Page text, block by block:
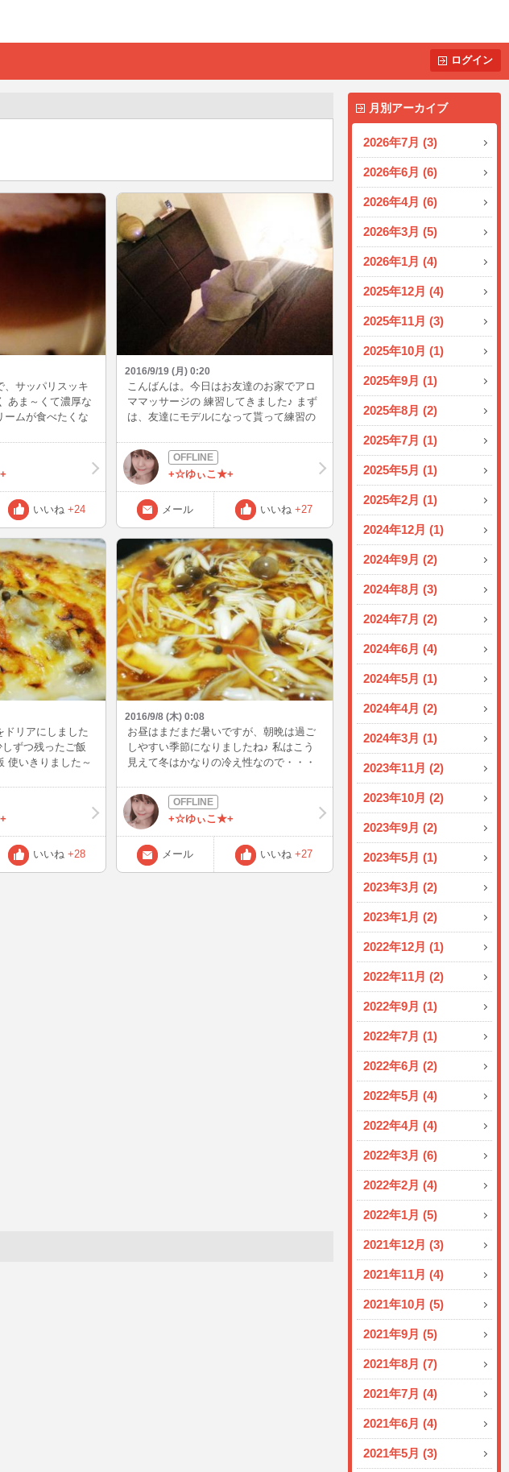
ログイン
月別アーカイブ
2026年7月 (3)
2026年6月 (6)
2026年4月 (6)
2026年3月 (5)
2026年1月 (4)
2025年12月 (4)
2025年11月 (3)
2025年10月 (1)
2025年9月 (1)
2025年8月 (2)
2025年7月 (1)
2025年5月 (1)
2025年2月 (1)
2024年12月 (1)
2024年9月 (2)
2024年8月 (3)
2024年7月 (2)
2024年6月 (4)
2024年5月 (1)
2024年4月 (2)
2024年3月 (1)
2023年11月 (2)
2023年10月 (2)
2023年9月 (2)
2023年5月 (1)
2023年3月 (2)
2023年1月 (2)
2022年12月 (1)
2022年11月 (2)
2022年9月 (1)
2022年7月 (1)
2022年6月 (2)
2022年5月 (4)
2022年4月 (4)
2022年3月 (6)
2022年2月 (4)
2022年1月 (5)
2021年12月 (3)
2021年11月 (4)
2021年10月 (5)
2021年9月 (5)
2021年8月 (7)
2021年7月 (4)
2021年6月 (4)
2021年5月 (3)
、サッパリスッキ
あま～くて濃厚な
ームが食べたくな
を食べて元気 にな
いいね +24
2016/9/19 (月) 0:20
こんばんは。今日はお友達のお家でアロ
ママッサージの 練習してきました♪ まず
は、友達にモデルになって貰って練習の
(*^-^*) 気持ちよかった～
+☆ゆぃこ★+
メール いいね +27
ドリアにしました
ずつ残ったご飯
使いきりました～
そろ新米の季節で
おかずは何です
いいね +28
2016/9/8 (木) 0:08
お昼はまだまだ暑いですが、朝晩は過ご
しやすい季節になりましたね♪ 私はこう
見えて冬はかなりの冷え性なので・・・
て体質改善に頑張ってます(*^-^*) 今日は
この前のたこ焼きの時に友達がたくさん
卵を持って来てくれたのが余っていたの
で、 豚バラをピカタにしてきのこあんか
けをかけました♪ まずは豚バラをカリッ
と焼いてから卵でオムレツにします(^^)/
+☆ゆぃこ★+
メール いいね +27